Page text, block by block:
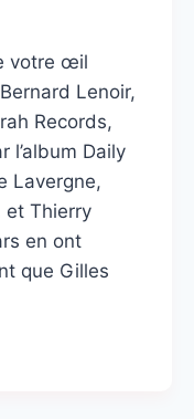
votre œil
Lenoir,
Records,
l’album Daily
Lavergne,
et Thierry
en ont
que Gilles